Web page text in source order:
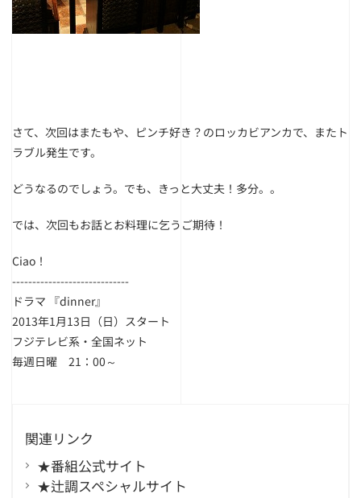
さて、次回はまたもや、ピンチ好き？のロッカビアンカで、またト
ラブル発生です。
どうなるのでしょう。でも、きっと大丈夫！多分。。
では、次回もお話とお料理に乞うご期待！
Ciao！
-----------------------------
ドラマ 『dinner』
2013年1月13日（日）スタート
フジテレビ系・全国ネット
毎週日曜 21：00～
関連リンク
★番組公式サイト
★辻調スペシャルサイト